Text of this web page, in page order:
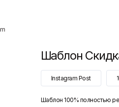
Шаблон
Instagram Post
Шаблон 100% полностью